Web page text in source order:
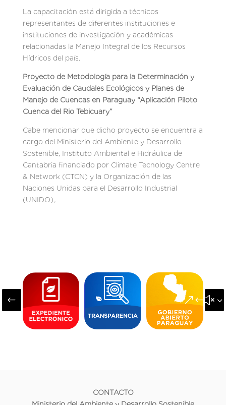
La capacitación está dirigida a técnicos
representantes de diferentes instituciones e
instituciones de investigación y académicas
relacionadas la Manejo Integral de los Recursos
Hídricos del país.
Proyecto de Metodología para la Determinación y
Evaluación de Caudales Ecológicos y Planes de
Manejo de Cuencas en Paraguay “Aplicación Piloto
Cuenca del Rio Tebicuary”
Cabe mencionar que dicho proyecto se encuentra a
cargo del Ministerio del Ambiente y Desarrollo
Sostenible, Instituto Ambiental e Hidráulica de
Cantabria financiado por Climate Tecnology Centre
& Network (CTCN) y la Organización de las
Naciones Unidas para el Desarrollo Industrial
(UNIDO),.
#
CONTACTO